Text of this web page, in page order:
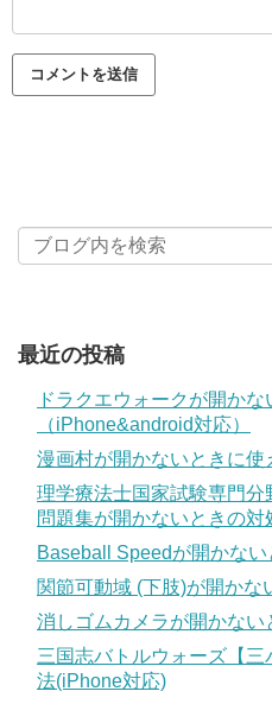
最近の投稿
ドラクエウォークが開か
（iPhone&android対応）
漫画村が開かないときに使
理学療法士国家試験専門
問題集が開かないときの
Baseball Speedが開かな
関節可動域 (下肢)が開か
消しゴムカメラが開かな
三国志バトルウォーズ【
法(iPhone対応)